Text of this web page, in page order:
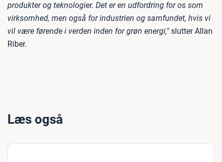
produkter og teknologier. Det er en udfordring for os som
virksomhed, men også for industrien og samfundet, hvis vi
vil være førende i verden inden for grøn energi,"slutter Allan
Riber.
Læs også